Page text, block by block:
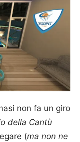
non fa un giro
della Cantù
(ma non ne